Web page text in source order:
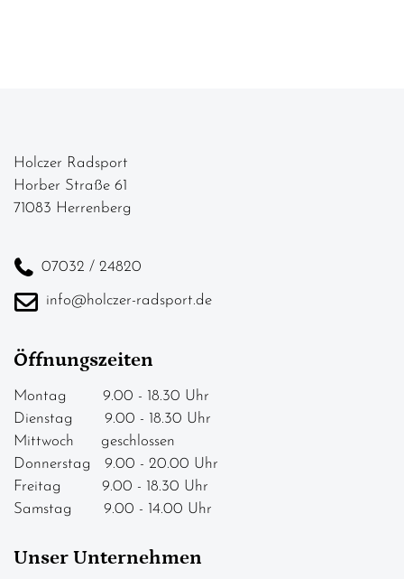
Holczer Radsport
Horber Straße 61
71083 Herrenberg
07032 / 24820
info@holczer-radsport.de
Öffnungszeiten
Montag 9.00 - 18.30 Uhr
Dienstag 9.00 - 18.30 Uhr
Mittwoch geschlossen
Donnerstag 9.00 - 20.00 Uhr
Freitag 9.00 - 18.30 Uhr
Samstag 9.00 - 14.00 Uhr
Unser Unternehmen